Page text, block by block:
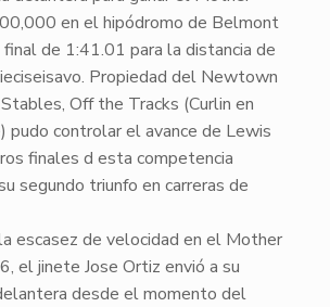
en el hipódromo de Belmont
de 1:41.01 para la distancia de
Propiedad del Newtown
Off the Tracks (Curlin en
pudo controlar el avance de Lewis
finales d esta competencia
segundo triunfo en carreras de
escasez de velocidad en el Mother
el jinete Jose Ortiz envió a su
desde el momento del